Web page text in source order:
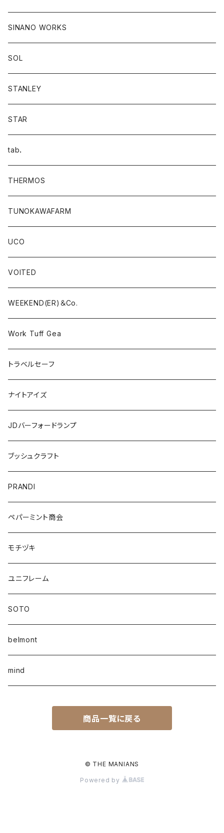
SINANO WORKS
SOL
STANLEY
STAR
tab．
THERMOS
TUNOKAWAFARM
UCO
VOITED
WEEKEND(ER)＆Co.
Work Tuff Gea
トラベルセーフ
ナイトアイズ
JDバーフォードランプ
ブッシュクラフト
PRANDI
ペパーミント商会
モチヅキ
ユニフレーム
SOTO
belmont
mind
商品一覧に戻る
© THE MANIANS
Powered by